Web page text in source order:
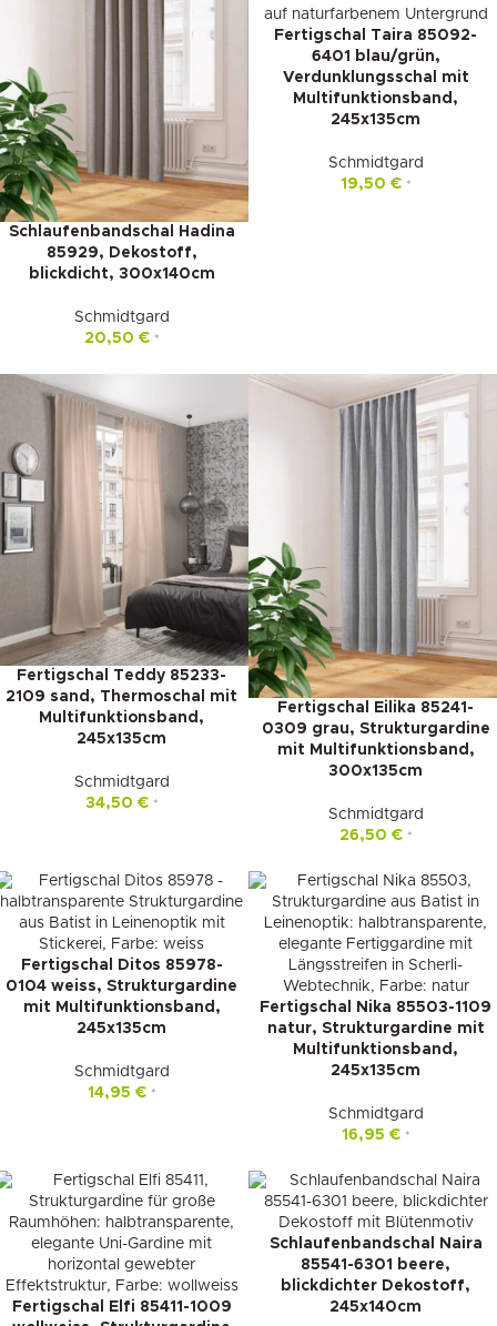
Schlaufenbandschal Hadina
85929, Dekostoff,
blickdicht, 300x140cm
Schmidtgard
20,50 € *
Fertigschal Taira 85092-
6401 blau/grün,
Verdunklungsschal mit
Multifunktionsband,
245x135cm
Schmidtgard
19,50 € *
Fertigschal Teddy 85233-
2109 sand, Thermoschal mit
Multifunktionsband,
245x135cm
Schmidtgard
34,50 € *
Fertigschal Eilika 85241-
0309 grau, Strukturgardine
mit Multifunktionsband,
300x135cm
Schmidtgard
26,50 € *
Fertigschal Ditos 85978-
0104 weiss, Strukturgardine
mit Multifunktionsband,
245x135cm
Schmidtgard
14,95 € *
Fertigschal Nika 85503-1109
natur, Strukturgardine mit
Multifunktionsband,
245x135cm
Schmidtgard
16,95 € *
Fertigschal Elfi 85411-1009
Schlaufenbandschal Naira
85541-6301 beere,
blickdichter Dekostoff,
245x140cm